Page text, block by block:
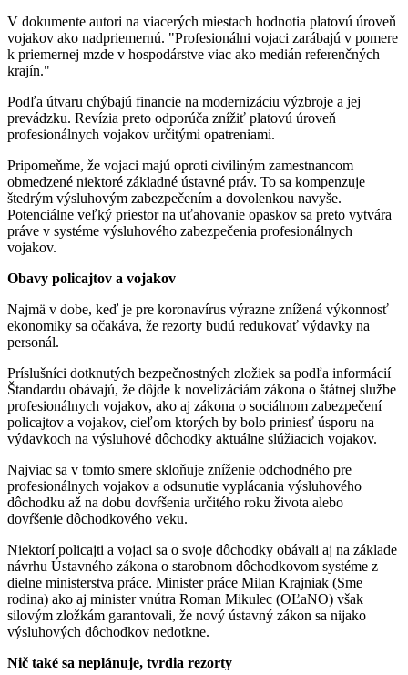
V dokumente autori na viacerých miestach hodnotia platovú úroveň
vojakov ako nadpriemernú. "Profesionálni vojaci zarábajú v pomere
k priemernej mzde v hospodárstve viac ako medián referenčných
krajín."
Podľa útvaru chýbajú financie na modernizáciu výzbroje a jej
prevádzku. Revízia preto odporúča znížiť platovú úroveň
profesionálnych vojakov určitými opatreniami.
Pripomeňme, že vojaci majú oproti civiliným zamestnancom
obmedzené niektoré základné ústavné práv. To sa kompenzuje
štedrým výsluhovým zabezpečením a dovolenkou navyše.
Potenciálne veľký priestor na uťahovanie opaskov sa preto vytvára
práve v systéme výsluhového zabezpečenia profesionálnych
vojakov.
Obavy policajtov a vojakov
Najmä v dobe, keď je pre koronavírus výrazne znížená výkonnosť
ekonomiky sa očakáva, že rezorty budú redukovať výdavky na
personál.
Príslušníci dotknutých bezpečnostných zložiek sa podľa informácií
Štandardu obávajú, že dôjde k novelizáciám zákona o štátnej službe
profesionálnych vojakov, ako aj zákona o sociálnom zabezpečení
policajtov a vojakov, cieľom ktorých by bolo priniesť úsporu na
výdavkoch na výsluhové dôchodky aktuálne slúžiacich vojakov.
Najviac sa v tomto smere skloňuje zníženie odchodného pre
profesionálnych vojakov a odsunutie vyplácania výsluhového
dôchodku až na dobu dovŕšenia určitého roku života alebo
dovŕšenie dôchodkového veku.
Niektorí policajti a vojaci sa o svoje dôchodky obávali aj na základe
návrhu Ústavného zákona o starobnom dôchodkovom systéme z
dielne ministerstva práce. Minister práce Milan Krajniak (Sme
rodina) ako aj minister vnútra Roman Mikulec (OĽaNO) však
silovým zložkám garantovali, že nový ústavný zákon sa nijako
výsluhových dôchodkov nedotkne.
Nič také sa neplánuje, tvrdia rezorty